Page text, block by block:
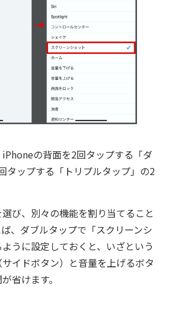
の背面を2回タップする「ダ
タップする「トリプルタップ」の2
び、別々の機能を割り当てること
、ダブルタップで「スクリーンシ
うに設定しておくと、いざという
イドボタン）と音量を上げるボタ
省けます。